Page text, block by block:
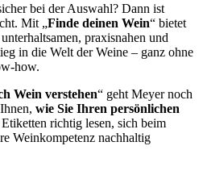
bei der Auswahl? Dann ist
Mit „Finde deinen Wein“ bietet
praxisnahen und
in die Welt der Weine – ganz ohne
how.
Wein verstehen“ geht Meyer noch
wie Sie Ihren persönlichen
Etiketten richtig lesen, sich beim
Weinkompetenz nachhaltig